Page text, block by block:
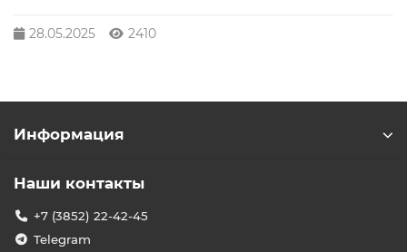
28.05.2025 2410
Информация
Наши контакты
+7 (3852) 22-42-45
Telegram